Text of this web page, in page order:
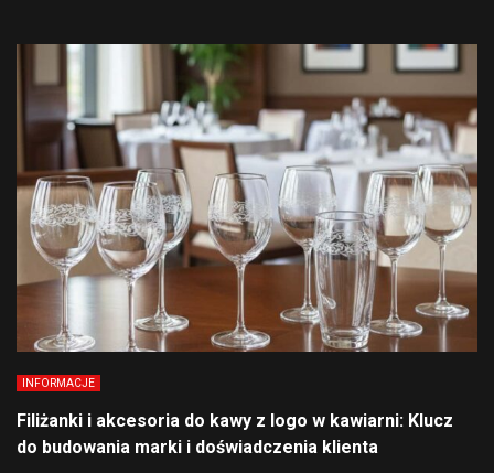
INFORMACJE
Filiżanki i akcesoria do kawy z logo w kawiarni: Klucz
do budowania marki i doświadczenia klienta